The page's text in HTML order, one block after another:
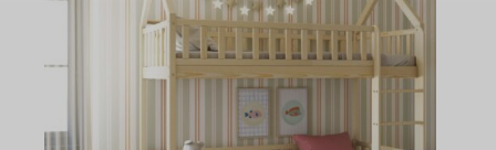
stronie
produktu